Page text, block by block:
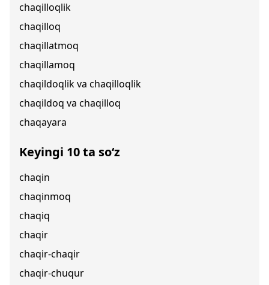
chaqilloqlik
chaqilloq
chaqillatmoq
chaqillamoq
chaqildoqlik va chaqilloqlik
chaqildoq va chaqilloq
chaqayara
Keyingi 10 ta so‘z
chaqin
chaqinmoq
chaqiq
chaqir
chaqir-chaqir
chaqir-chuqur